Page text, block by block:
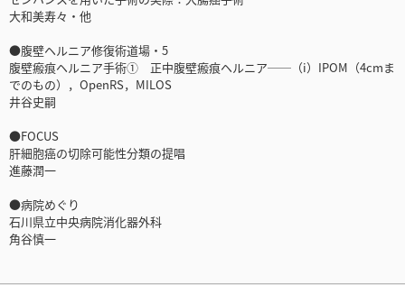
大和美寿々・他
●腹壁ヘルニア修復術道場・5
腹壁瘢痕ヘルニア手術① 正中腹壁瘢痕ヘルニア──（i）IPOM（4cmま
でのもの），OpenRS，MILOS
井谷史嗣
●FOCUS
肝細胞癌の切除可能性分類の提唱
進藤潤一
●病院めぐり
石川県立中央病院消化器外科
角谷慎一